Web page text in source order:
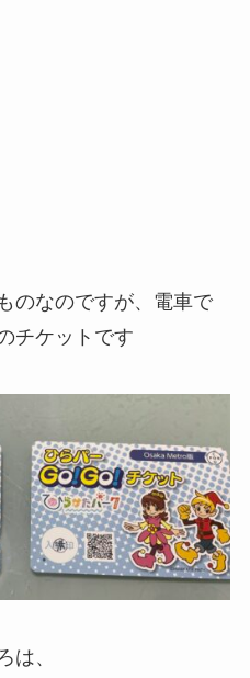
のなのですが、電車で
チケットです
は、